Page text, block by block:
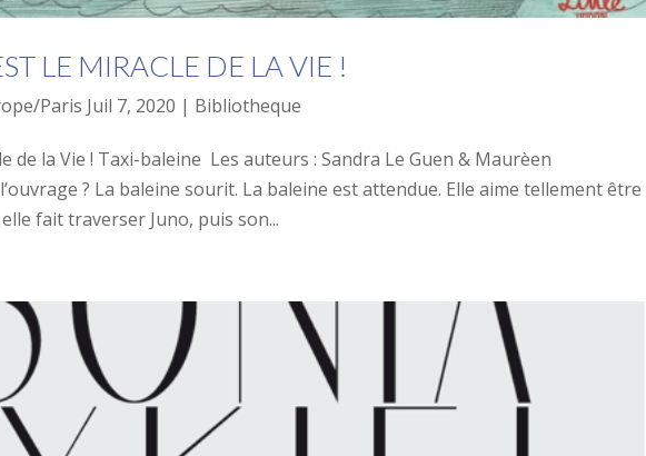
LE MIRACLE DE LA VIE !
Paris Juil 7, 2020 | Bibliotheque
de la Vie ! Taxi-baleine Les auteurs : Sandra Le Guen & Maurèen
? La baleine sourit. La baleine est attendue. Elle aime tellement être
elle fait traverser Juno, puis son...